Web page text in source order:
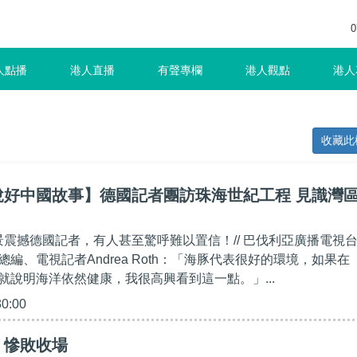
點播 港人直播 有聲專欄 港人觀點 港
收藏此
中國故事】德國記者團訪珠海世紀工程 見識灣
撼德國記者，有人甚至驚呼難以置信！// 巴伐利亞廣播電視台
編、電視記者Andrea Roth：「海豚代表很好的環境，如果在
說明海洋依然健康，我很高興看到這一點。」...
敗收場